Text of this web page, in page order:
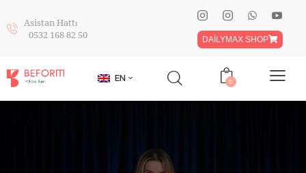
Asistan Hattı
0532 168 82 50
DAİLYMAX SHOP
EN 0